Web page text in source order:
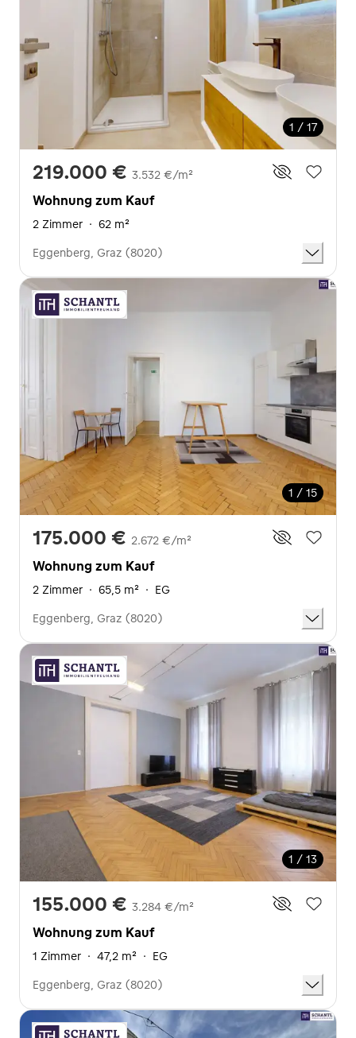
1 / 17
219.000 € 3.532 €/m²
Wohnung zum Kauf
2 Zimmer · 62 m²
Eggenberg, Graz (8020)
1 / 15
175.000 € 2.672 €/m²
Wohnung zum Kauf
2 Zimmer · 65,5 m² · EG
Eggenberg, Graz (8020)
1 / 13
155.000 € 3.284 €/m²
Wohnung zum Kauf
1 Zimmer · 47,2 m² · EG
Eggenberg, Graz (8020)